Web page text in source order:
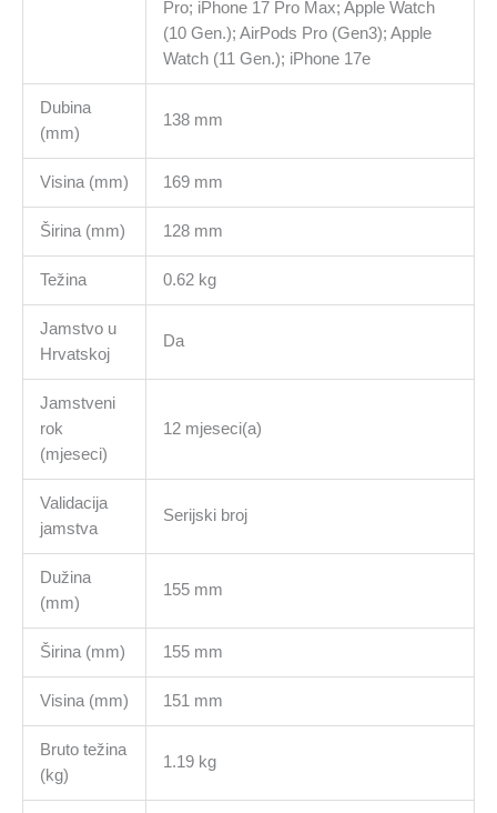
Pro; iPhone 17 Pro Max; Apple Watch
(10 Gen.); AirPods Pro (Gen3); Apple
Watch (11 Gen.); iPhone 17e
Dubina
(mm)
138 mm
Visina (mm) 169 mm
Širina (mm) 128 mm
Težina 0.62 kg
Jamstvo u
Hrvatskoj
Da
Jamstveni
rok
(mjeseci)
12 mjeseci(a)
Validacija
jamstva
Serijski broj
Dužina
(mm)
155 mm
Širina (mm) 155 mm
Visina (mm) 151 mm
Bruto težina
(kg)
1.19 kg